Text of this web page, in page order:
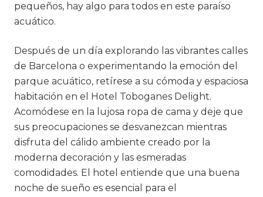
pequeños, hay algo para todos en este paraíso
acuático.
Después de un día explorando las vibrantes calles
de Barcelona o experimentando la emoción del
parque acuático, retírese a su cómoda y espaciosa
habitación en el Hotel Toboganes Delight.
Acomódese en la lujosa ropa de cama y deje que
sus preocupaciones se desvanezcan mientras
disfruta del cálido ambiente creado por la
moderna decoración y las esmeradas
comodidades. El hotel entiende que una buena
noche de sueño es esencial para el